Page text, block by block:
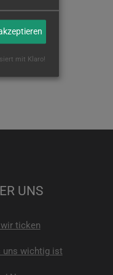
UNS
ticken
uns wichtig ist
mit Klaro!